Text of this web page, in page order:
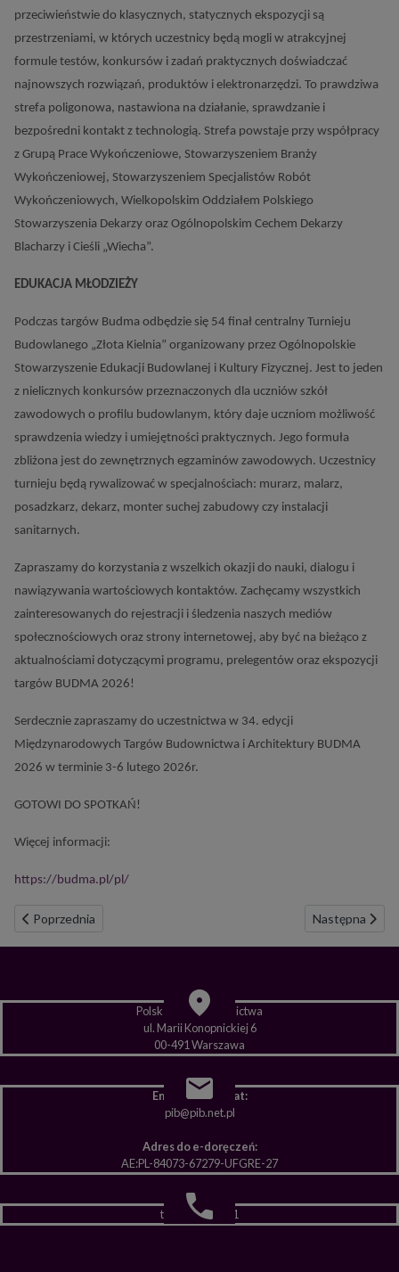
przeciwieństwie do klasycznych, statycznych ekspozycji są
przestrzeniami, w których uczestnicy będą mogli w atrakcyjnej
formule testów, konkursów i zadań praktycznych doświadczać
najnowszych rozwiązań, produktów i elektronarzędzi. To prawdziwa
strefa poligonowa, nastawiona na działanie, sprawdzanie i
bezpośredni kontakt z technologią. Strefa powstaje przy współpracy
z Grupą Prace Wykończeniowe, Stowarzyszeniem Branży
Wykończeniowej, Stowarzyszeniem Specjalistów Robót
Wykończeniowych, Wielkopolskim Oddziałem Polskiego
Stowarzyszenia Dekarzy oraz Ogólnopolskim Cechem Dekarzy
Blacharzy i Cieśli „Wiecha”.
EDUKACJA MŁODZIEŻY
Podczas targów Budma odbędzie się 54 finał centralny Turnieju
Budowlanego „Złota Kielnia” organizowany przez Ogólnopolskie
Stowarzyszenie Edukacji Budowlanej i Kultury Fizycznej. Jest to jeden
z nielicznych konkursów przeznaczonych dla uczniów szkół
zawodowych o profilu budowlanym, który daje uczniom możliwość
sprawdzenia wiedzy i umiejętności praktycznych. Jego formuła
zbliżona jest do zewnętrznych egzaminów zawodowych. Uczestnicy
turnieju będą rywalizować w specjalnościach: murarz, malarz,
posadzkarz, dekarz, monter suchej zabudowy czy instalacji
sanitarnych.
Zapraszamy do korzystania z wszelkich okazji do nauki, dialogu i
nawiązywania wartościowych kontaktów. Zachęcamy wszystkich
zainteresowanych do rejestracji i śledzenia naszych mediów
społecznościowych oraz strony internetowej, aby być na bieżąco z
aktualnościami dotyczącymi programu, prelegentów oraz ekspozycji
targów BUDMA 2026!
Serdecznie zapraszamy do uczestnictwa w 34. edycji
Międzynarodowych Targów Budownictwa i Architektury BUDMA
2026 w terminie 3-6 lutego 2026r.
GOTOWI DO SPOTKAŃ!
Więcej informacji:
https://budma.pl/pl/
Poprzednia strona: AMBASADA AMERYKAŃSKA W
Poprzednia Następna
Następna
Polska Izba Budownictwa
ul. Marii Konopnickiej 6
00-491 Warszawa
Email sekretariat:
pib@pib.net.pl
Adres do e-doręczeń:
AE:PL-84073-67279-UFGRE-27
tel: 22 839 13 41